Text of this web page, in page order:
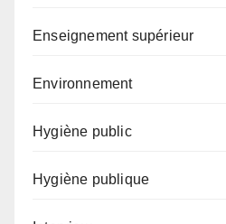
Enseignement supérieur
Environnement
Hygiène public
Hygiène publique